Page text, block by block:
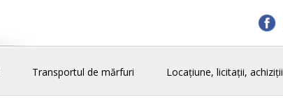
Transportul de mărfuri Locațiune, licitații, achiziții